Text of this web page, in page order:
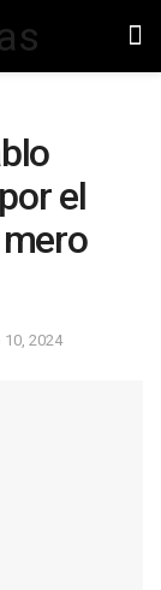
el
10, 2024